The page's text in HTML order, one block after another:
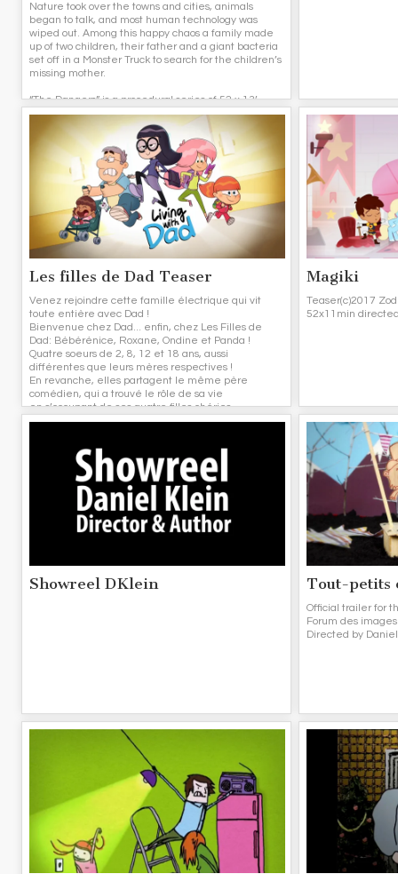
Nature took over the towns and cities, animals
began to talk, and most human technology was
wiped out. Among this happy chaos a family made
up of two children, their father and a giant bacteria
set off in a Monster Truck to search for the children’s
missing mother.
“The Dangers” is a procedural series of 52 x 13’
episodes, with elements of serialization. The series
is aimed at boys and girls aged between 6 and 10
who are about to face one of the greatest
challenges there is: growing up.
Les filles de Dad Teaser
Venez rejoindre cette famille électrique qui vit
toute entière avec Dad !
Bienvenue chez Dad... enfin, chez Les Filles de
Dad: Bébérénice, Roxane, Ondine et Panda !
Quatre soeurs de 2, 8, 12 et 18 ans, aussi
différentes que leurs mères respectives !
En revanche, elles partagent le même père
comédien, qui a trouvé le rôle de sa vie
en s’occupant de ses quatre filles chéries.
Magiki
Teaser(c)2017
52x11min
Showreel DKlein Tout-petits
Official trailer for
Forum des
Directed by